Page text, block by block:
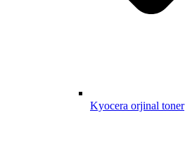
Kyocera orjinal toner